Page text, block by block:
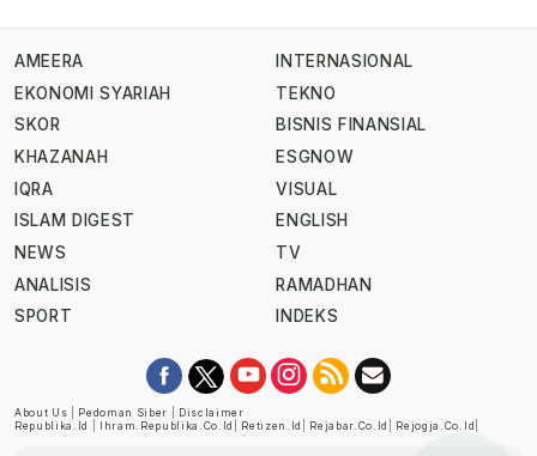
AMEERA
EKONOMI SYARIAH
SKOR
KHAZANAH
IQRA
ISLAM DIGEST
NEWS
ANALISIS
SPORT
INTERNASIONAL
TEKNO
BISNIS FINANSIAL
ESGNOW
VISUAL
ENGLISH
TV
RAMADHAN
INDEKS
About Us Pedoman Siber
Disclaimer
Republika.id
Ihram.republika.co.id Retizen.id Rejabar.co.id Rejogja.co.id